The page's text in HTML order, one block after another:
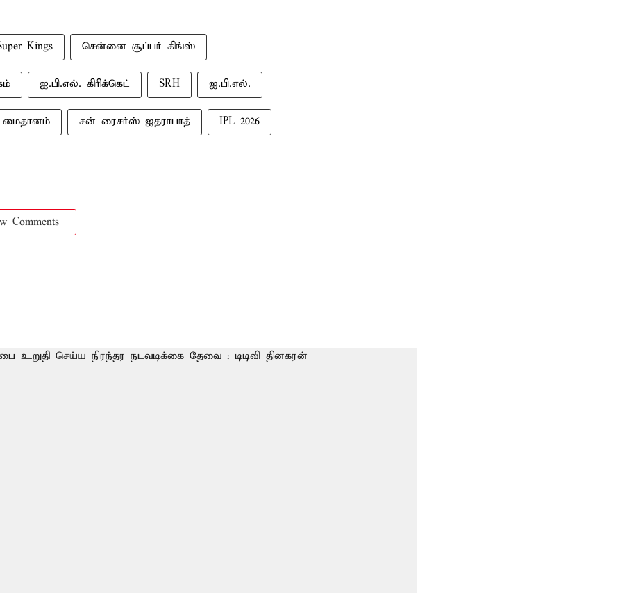
Kings சென்னை சூப்பர் கிங்ஸ்
ஐ.பி.எல். கிரிக்கெட் SRH ஐ.பி.எல்.
மைதானம் சன் ரைசர்ஸ் ஐதராபாத் IPL 2026
Comments